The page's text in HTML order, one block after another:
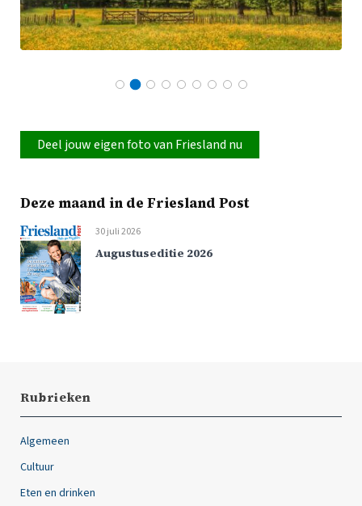
Deel jouw eigen foto van Friesland nu
Deze maand in de Friesland Post
30 juli 2026
Augustuseditie 2026
Rubrieken
Algemeen
Cultuur
Eten en drinken